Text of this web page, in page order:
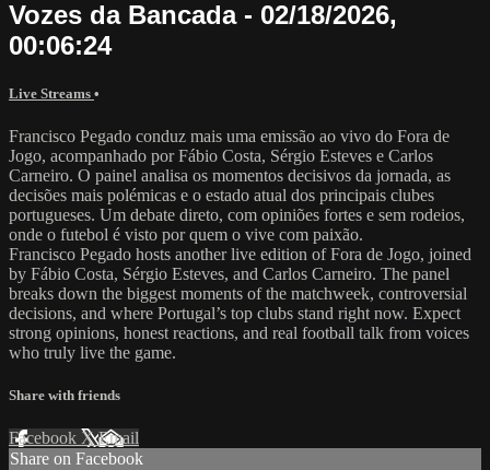
Vozes da Bancada - 02/18/2026,
00:06:24
Live Streams •
Francisco Pegado conduz mais uma emissão ao vivo do Fora de
Jogo, acompanhado por Fábio Costa, Sérgio Esteves e Carlos
Carneiro. O painel analisa os momentos decisivos da jornada, as
decisões mais polémicas e o estado atual dos principais clubes
portugueses. Um debate direto, com opiniões fortes e sem rodeios,
onde o futebol é visto por quem o vive com paixão.
Francisco Pegado hosts another live edition of Fora de Jogo, joined
by Fábio Costa, Sérgio Esteves, and Carlos Carneiro. The panel
breaks down the biggest moments of the matchweek, controversial
decisions, and where Portugal’s top clubs stand right now. Expect
strong opinions, honest reactions, and real football talk from voices
who truly live the game.
Share with friends
Facebook XEmail
Share on Facebook